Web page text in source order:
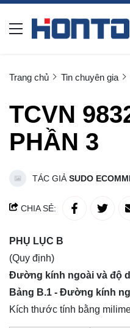
Trang chủ Tin chuyên gia
TCVN
PHẦN 3
TÁC GIẢ SUDO
CHIA SẺ:
PHỤ LỤC B
(Quy định)
Đường kính ngoài và độ
Bảng B.1 - Đường kính
Kích thước tính bằng